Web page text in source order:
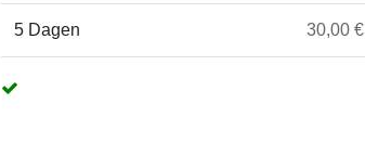
5 Dagen 30,00 €